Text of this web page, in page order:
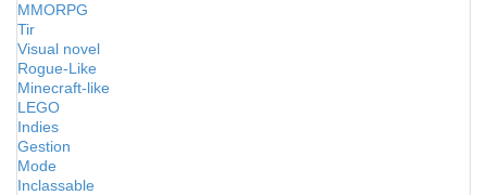
MMORPG
Tir
Visual novel
Rogue-Like
Minecraft-like
LEGO
Indies
Gestion
Mode
Inclassable